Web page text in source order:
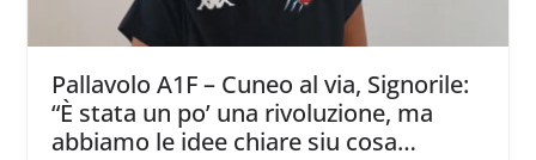
Pallavolo A1F – Cuneo al via, Signorile:
“È stata un po’ una rivoluzione, ma
abbiamo le idee chiare siu cosa